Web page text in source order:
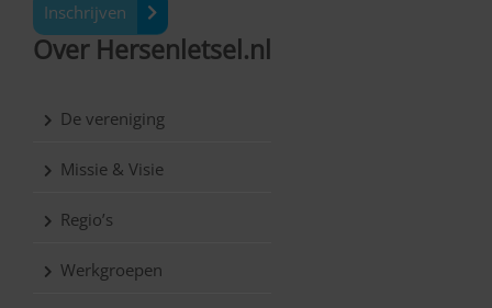
Inschrijven
Over Hersenletsel.nl
De vereniging
Missie & Visie
Regio’s
Werkgroepen